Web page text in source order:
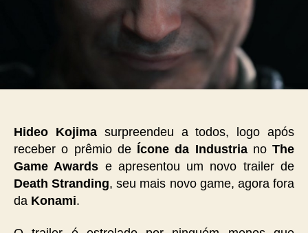
Hideo Kojimasurpreendeu a todos, logo após
receber o prêmio de Ícone da IndustrianoThe
Game Awards e apresentou um novo trailer de
Death Stranding, seu mais novo game, agora fora
da Konami.